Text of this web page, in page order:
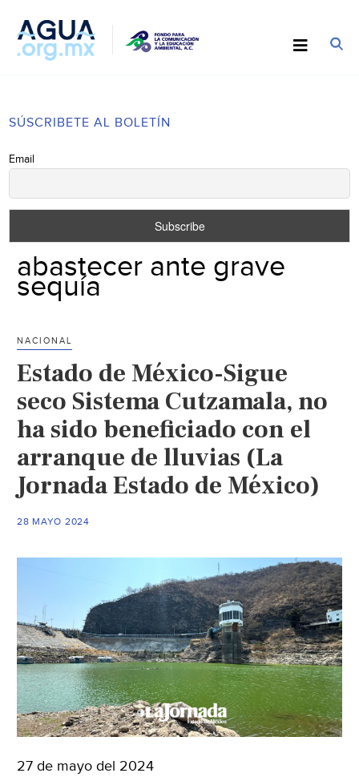
SÚSCRIBETE AL BOLETÍN
Email
abastecer ante grave
sequía
NACIONAL
Estado de México-Sigue
seco Sistema Cutzamala, no
ha sido beneficiado con el
arranque de lluvias (La
Jornada Estado de México)
28 MAYO 2024
27 de mayo del 2024